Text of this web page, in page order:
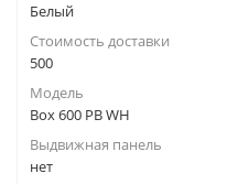
Белый
Стоимость доставки
500
Модель
Box 600 PB WH
Выдвижная панель
нет